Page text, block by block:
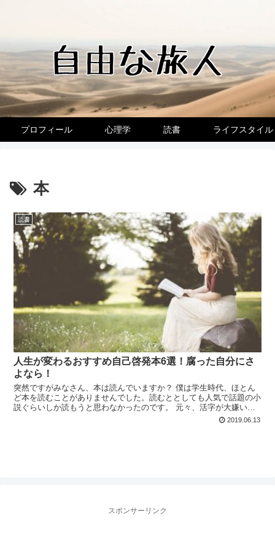
プロフィール 心理学 読書 ライフスタイル
本
読書
人生が変わるおすすめ自己啓発本6選！腐った自分にさ
よなら！
突然ですがみなさん、本は読んでいますか？ 僕は学生時代、ほとん
ど本を読むことがありませんでした。読むととしても人気で話題の小
説ぐらいしか読もうと思わなかったのです。 元々、活字が大嫌い
で、学生時代も一番苦手な科目は国語や現代文。古文なんてな...2019.06.13
スポンサーリンク